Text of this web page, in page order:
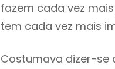
fazem cada vez
tem cada vez mais
Costumava dizer-se